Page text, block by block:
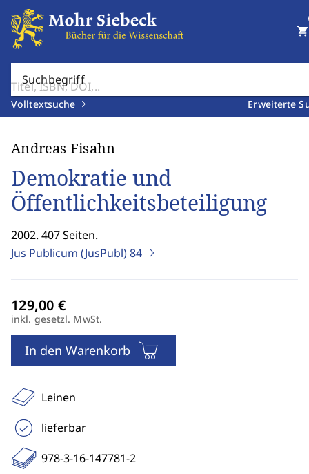
Suchbegriff
Volltextsuche Erweiterte
shopping_cart
Andreas Fisahn
Demokratie und
Öffentlichkeitsbeteiligung
2002. 407 Seiten.
Jus Publicum (JusPubl)84
inkl. gesetzl. MwSt.
In den Warenkorb
Leinen
lieferbar
978-3-16-147781-2